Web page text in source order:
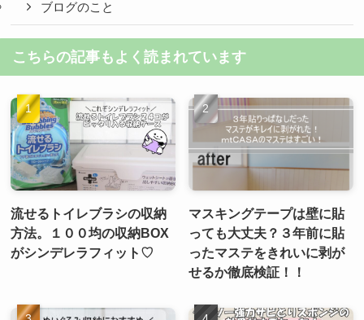
ブログのこと
こちらの記事もよく読まれています
流せるトイレブラシの収納
方法。１００均の収納BOX
がシンデレラフィット♡
マスキングテープは壁に貼
っても大丈夫？３年前に貼
ったマステをきれいに剥が
せるか徹底検証！！